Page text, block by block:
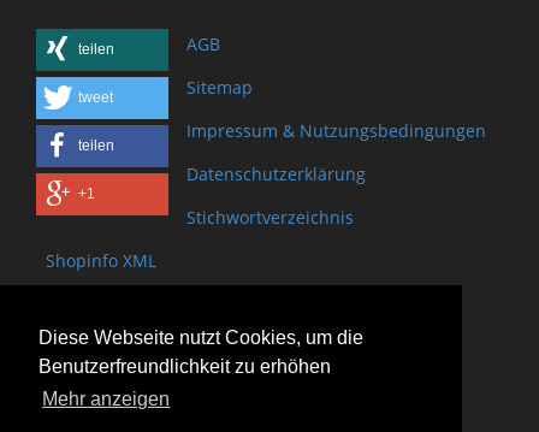
Diese Webseite nutzt Cookies, um die
Benutzerfreundlichkeit zu erhöhen
Mehr anzeigen
teilen
tweet
teilen
+1
AGB
Sitemap
Impressum & Nutzungsbedingungen
Datenschutzerklärung
Stichwortverzeichnis
Shopinfo XML
Bischof-Brand Straße 2
61440 Oberursel
(+49) 6171 - 98 11 80